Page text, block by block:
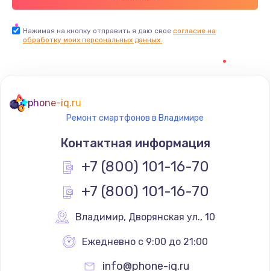
Нажимая на кнопку отправить я даю свое согласие на
обработку моих персональных данных.
phone-iq.ru
Ремонт смартфонов в Владимире
Контактная информация
+7 (800) 101-16-70
+7 (800) 101-16-70
Владимир, Дворянская ул., 10
Ежедневно с 9:00 до 21:00
info@phone-iq.ru